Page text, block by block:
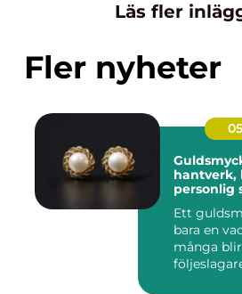
Läs fler
Fler nyheter
hantverk,
personlig
Ett
bara en
många